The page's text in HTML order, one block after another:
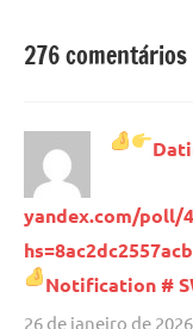
276 comentários
yandex.com/poll/
Notification #
26 de janeiro de